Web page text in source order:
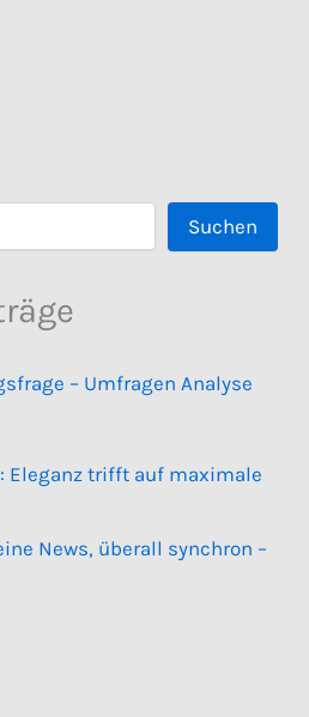
Suchen
– Umfragen Analyse
Eleganz trifft auf maximale
News, überall synchron –